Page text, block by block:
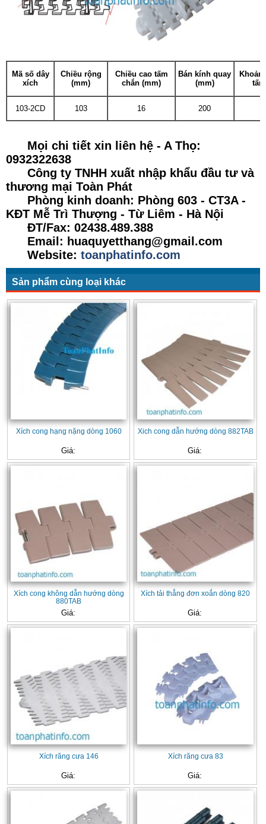
Mã số dây
xích
Chiều rộng
(mm)
Chiều cao tấm
chắn (mm)
Bán kính quay
(mm)
103-2CD 103 16 200
Mọi chi tiết xin liên hệ - A Thọ:
0932322638
Công ty TNHH xuất nhập khẩu đầu tư và
thương mại Toàn Phát
Phòng kinh doanh: Phòng 603 - CT3A -
KĐT Mễ Trì Thượng - Từ Liêm - Hà Nội
ĐT/Fax: 02438.489.388
Email: huaquyetthang@gmail.com
Website: toanphatinfo.com
Sản phẩm cùng loại khác
Xích cong hạng nặng dòng 1060
Giá:
Xich cong dẫn hướng dòng 882TAB
Giá:
Xích cong không dẫn hướng dòng
880TAB
Giá:
Xích tải thẳng đơn xoắn dòng 820
Giá:
Xích răng cưa 146
Giá:
Xích răng cưa 83
Giá: